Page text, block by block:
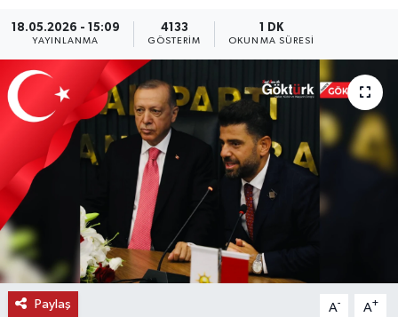
18.05.2026 - 15:09
YAYINLANMA
4133
GÖSTERIM
1 DK
OKUNMA SÜRESI
Paylaş A- A+
KÜLTÜR - SANAT
MAGAZİN
ÖZEL HABER
SAĞLIK
SPOR
TEKNOLOJİ
TİCARET